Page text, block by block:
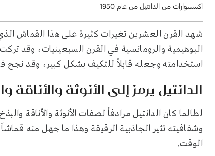
اكسسوارات من الدانتيل من عام 1950
شهد القرن العشرين تغيرات كثيرة على هذا القماش
البوهيمية والرومانسية في القرن السبعينيات، وقد
استخدامته وجعله قابلاً للتكيف بشكل كبير، وقد نجح
الدانتيل يرمز إلى الأنوثة والأناقة
لطالما كان الدانتيل مرادفاً لصفات الأنوثة والأناقة
وشفافيته تثير الجاذبية الرقيقة وهذا ما جهل منه
الوقت.